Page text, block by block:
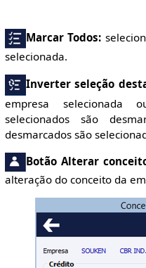
Marcar Todos:
selecionada.
Inverter seleção
empresa selecionada
selecionados são
desmarcados são
Botão Alterar
alteração do conceito da